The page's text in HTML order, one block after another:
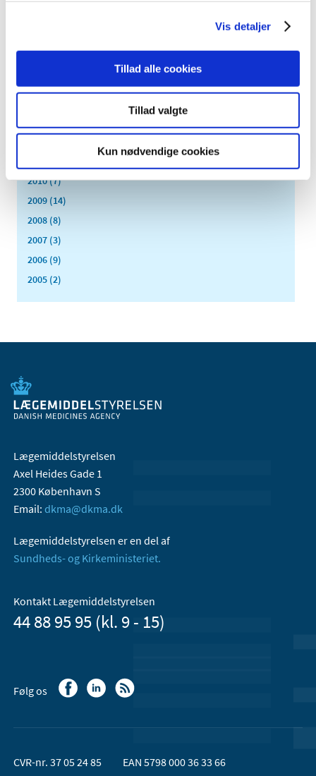
Vis detaljer
Tillad alle cookies
Tillad valgte
Kun nødvendige cookies
januar (6)
2010 (7)
2009 (14)
2008 (8)
2007 (3)
2006 (9)
2005 (2)
Lægemiddelstyrelsen
Axel Heides Gade 1
2300 København S
Email: dkma@dkma.dk
Lægemiddelstyrelsen er en del af
Sundheds- og Kirkeministeriet.
Kontakt Lægemiddelstyrelsen
44 88 95 95 (kl. 9 - 15)
Følg os
CVR-nr. 37 05 24 85 EAN 5798 000 36 33 66